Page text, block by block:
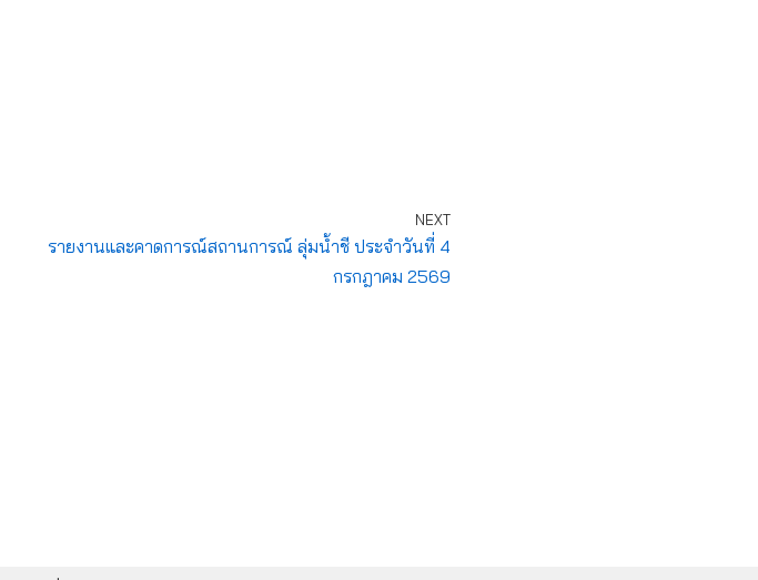
NEXT
รายงานและคาดการณ์สถานการณ์ ลุ่มน้ำชี ประจำวันที่ 4
กรกฎาคม 2569